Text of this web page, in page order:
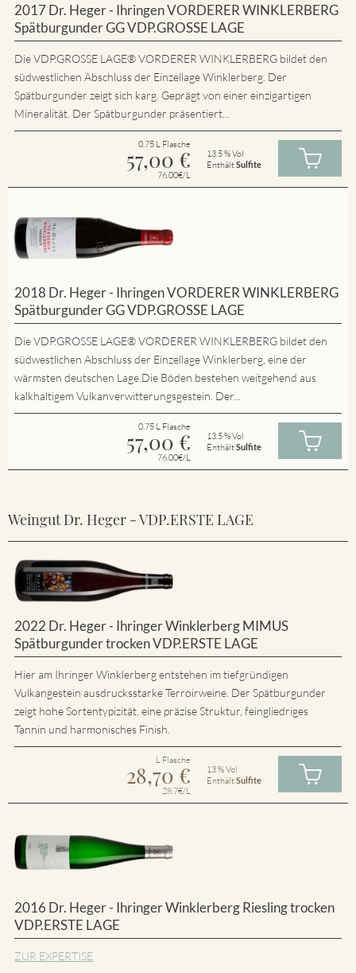
2017 Dr. Heger - Ihringen VORDERER WINKLERBERG
Spätburgunder GG VDP.GROSSE LAGE
Die VDP.GROSSE LAGE® VORDERER WINKLERBERG bildet den
südwestlichen Abschluss der Einzellage Winklerberg. Der
Spätburgunder zeigt sich karg. Geprägt von einer einzigartigen
Mineralität. Der Spätburgunder präsentiert...
0.75 L Flasche
57,00 €
76.00€/L
13.5 % Vol
EnthältSulfite
2018 Dr. Heger - Ihringen VORDERER WINKLERBERG
Spätburgunder GG VDP.GROSSE LAGE
Die VDP.GROSSE LAGE® VORDERER WINKLERBERG bildet den
südwestlichen Abschluss der Einzellage Winklerberg, eine der
wärmsten deutschen Lage.Die Böden bestehen weitgehend aus
kalkhaltigem Vulkanverwitterungsgestein. Der...
0.75 L Flasche
57,00 €
76.00€/L
13.5 % Vol
EnthältSulfite
Weingut Dr. Heger - VDP.ERSTE LAGE
2022 Dr. Heger - Ihringer Winklerberg MIMUS
Spätburgunder trocken VDP.ERSTE LAGE
Hier am Ihringer Winklerberg entstehen im tiefgründigen
Vulkangestein ausdrucksstarke Terroirweine. Der Spätburgunder
zeigt hohe Sortentypizität, eine präzise Struktur, feingliedriges
Tannin und harmonisches Finish.
L Flasche
28,70 €
28.7€/L
13 % Vol
EnthältSulfite
2016 Dr. Heger - Ihringer Winklerberg Riesling trocken
VDP.ERSTE LAGE
ZUR EXPERTISE